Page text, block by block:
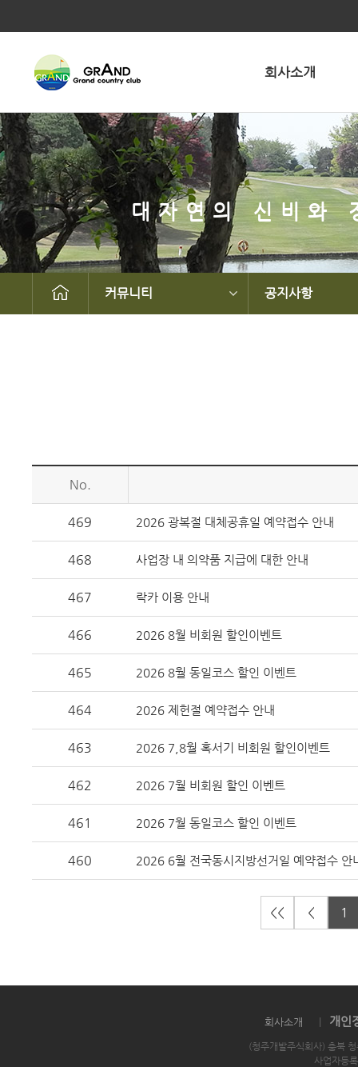
회사소개
대자연의 신비와
커뮤니티 공지사항
No.
469 2026 광복절 대체공휴일 예약접수 안내
468 사업장 내 의약품 지급에 대한 안내
467 락카 이용 안내
466 2026 8월 비회원 할인이벤트
465 2026 8월 동일코스 할인 이벤트
464 2026 제헌절 예약접수 안내
463 2026 7,8월 혹서기 비회원 할인이벤트
462 2026 7월 비회원 할인 이벤트
461 2026 7월 동일코스 할인 이벤트
460 2026 6월 전국동시지방선거일 예약접수 안
<< < 1
회사소개 | 개인
(청주개발주식회사) 충북
사업자등